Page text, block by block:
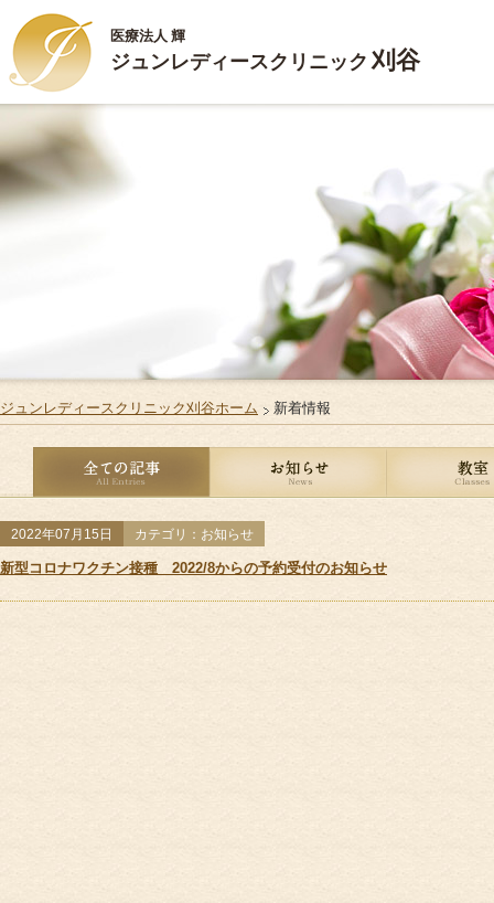
医療法人 輝
ジュンレディースクリニック 刈谷
ジュンレディースクリニック刈谷ホーム 新着情報
2022年07月15日 カテゴリ：お知らせ
新型コロナワクチン接種 2022/8からの予約受付のお知らせ
診療内容
施設案内
お部屋のご案内
ご出産・ご入院
教室カレンダー